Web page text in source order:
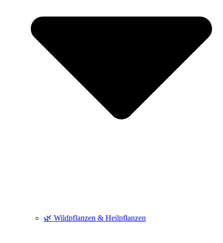
🌿 Wildpflanzen & Heilpflanzen